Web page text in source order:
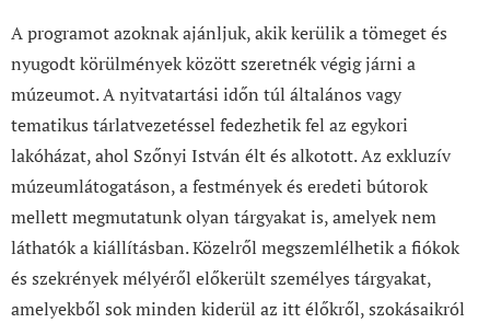
A programot azoknak ajánljuk, akik kerülik a tömeget és
nyugodt körülmények között szeretnék végig járni a
múzeumot. A nyitvatartási időn túl általános vagy
tematikus tárlatvezetéssel fedezhetik fel az egykori
lakóházat, ahol Szőnyi István élt és alkotott. Az exkluzív
múzeumlátogatáson, a festmények és eredeti bútorok
mellett megmutatunk olyan tárgyakat is, amelyek nem
láthatók a kiállításban. Közelről megszemlélhetik a fiókok
és szekrények mélyéről előkerült személyes tárgyakat,
amelyekből sok minden kiderül az itt élőkről, szokásaikról